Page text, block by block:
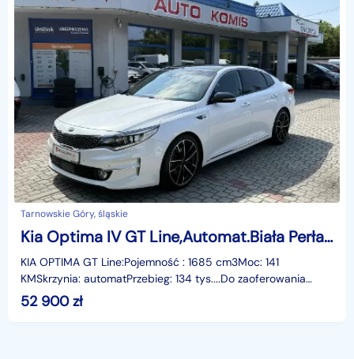
Tarnowskie Góry, śląskie
Kia Optima IV GT Line,Automat.Biała Perła,Panorama
KIA OPTIMA GT Line:Pojemność : 1685 cm3Moc: 141
KMSkrzynia: automatPrzebieg: 134 tys....Do zaoferowania
mamy Kia Optima w najbogatszej wersji wyposażeniowej GT
52 900zł